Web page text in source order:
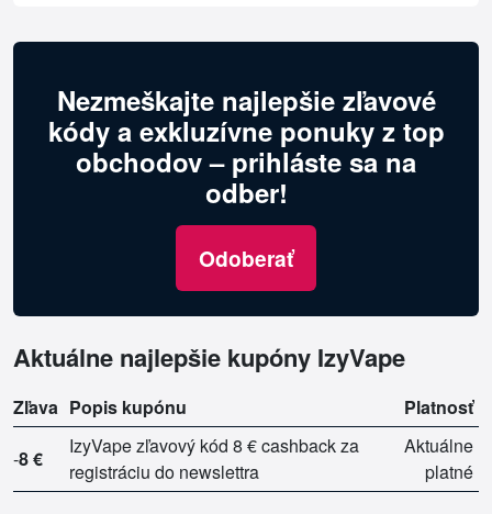
Nezmeškajte najlepšie zľavové
kódy a exkluzívne ponuky z top
obchodov – prihláste sa na
odber!
Odoberať
Aktuálne najlepšie kupóny IzyVape
Zľava Popis kupónu Platnosť
-8 €
IzyVape zľavový kód 8 € cashback za
registráciu do newslettra
Aktuálne
platné